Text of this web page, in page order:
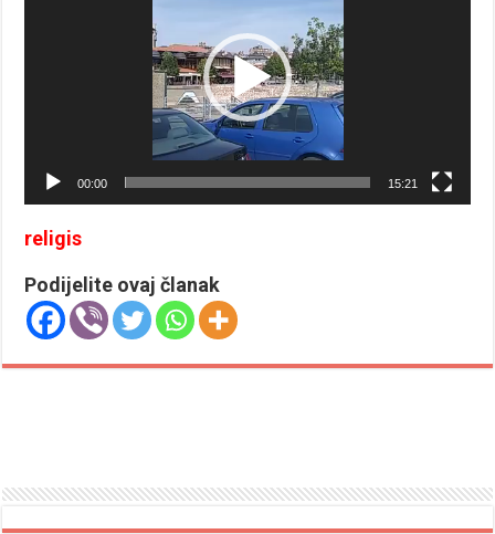
00:00 15:21
religis
Podijelite ovaj članak